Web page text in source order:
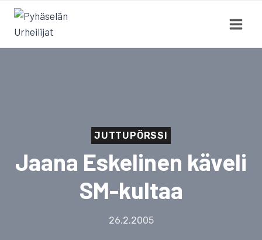
Siirry
sisältöön
JUTTUPÖRSSI
Jaana Eskelinen käveli
SM-kultaa
26.2.2005